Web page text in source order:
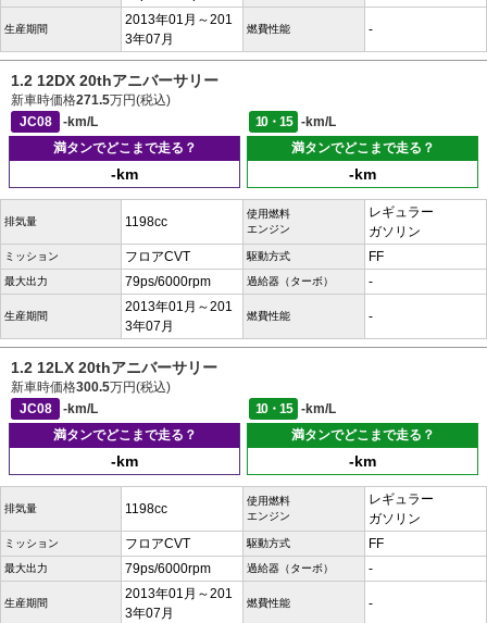
生産期間
2013年01月～201
3年07月
燃費性能 -
1.2 12DX 20thアニバーサリー
新車時価格271.5万円(税込)
JC08
-km/L 10・15
-km/L
満タンでどこまで走る？
-km
満タンでどこまで走る？
-km
排気量 1198cc
使用燃料
エンジン
レギュラー
ガソリン
ミッション フロアCVT 駆動方式 FF
最大出力 79ps/6000rpm 過給器（ターボ） -
生産期間
2013年01月～201
3年07月
燃費性能 -
1.2 12LX 20thアニバーサリー
新車時価格300.5万円(税込)
JC08
-km/L 10・15
-km/L
満タンでどこまで走る？
-km
満タンでどこまで走る？
-km
排気量 1198cc
使用燃料
エンジン
レギュラー
ガソリン
ミッション フロアCVT 駆動方式 FF
最大出力 79ps/6000rpm 過給器（ターボ） -
生産期間
2013年01月～201
3年07月
燃費性能 -